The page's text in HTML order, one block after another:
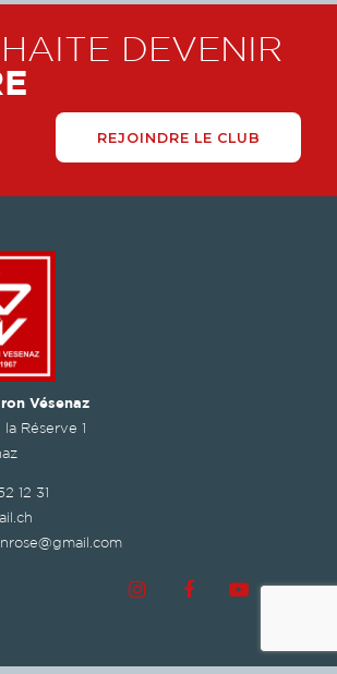
DEVENIR
REJOINDRE LE CLUB
Vésenaz
Réserve 1
12 31